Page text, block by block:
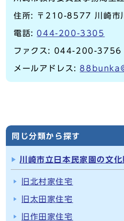
住所: 〒210-8577 川崎市
電話: 044-200-3305
ファクス: 044-200-3756
メールアドレス:
同じ分類から探す
川崎市立日本民家園の文化
旧北村家住宅
旧太田家住宅
旧作田家住宅